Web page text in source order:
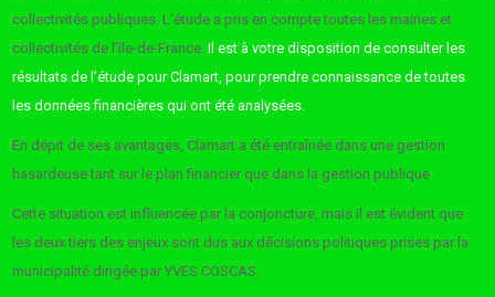
collectivités publiques. L’étude a pris en compte toutes les mairies et
collectivités de l’île-de-France.Il est à votre disposition de consulter les
résultats de l’étude pour Clamart, pour prendre connaissance de toutes
les données financières qui ont été analysées.
En dépit de ses avantages, Clamart a été entraînée dans une gestion
hasardeuse tant sur le plan financier que dans la gestion publique
Cette situation est influencée par la conjoncture, mais il est évident que
les deux tiers des enjeux sont dus aux décisions politiques prises par la
municipalité dirigée par YVES COSCAS.